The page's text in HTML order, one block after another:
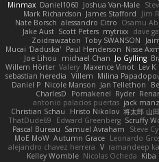
Minmax Daniel1060 Joshua Van-Male
Mark Richardson James Stafford Jim
Nate Borsch alessandro Citro Osamu
Jake Aust Scott Peters mytrixx dave
Zoidrawzaton Toby SWANSON
Mucai 'Daduska' Paul Henderson Nisse
Joe Lihou
michael Chan Jo Gylling
Willem Hörter Valery Maxence Vinot Lev K
sebastian heredia Villem Milina
Daniel P Nicole Manson Jan Tellethon
CharlesD
Pomakenel Ryder
antonio palacios puertas jack
Christian Schau
Hristo Nikolov 将太郎 山田
ThatDude69
Edward Greenberg Scruffy
Pascal Bureau Samuel Avraham Steve
MoE MoW Autumn Grace Leonardo
alejandro chavez herrera V ramandeep
Kelley Womble Nicolas Ocheda Kiba